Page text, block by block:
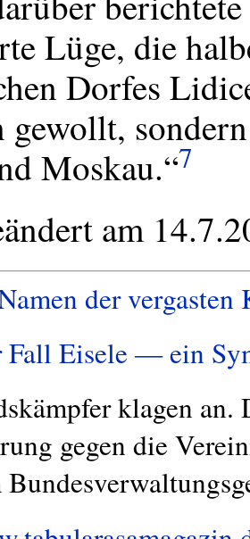
Lüge, die
Dorfes
gewollt,
Moskau.“7
am
der vergasten
Fall Eisele — ein
klagen
gegen die